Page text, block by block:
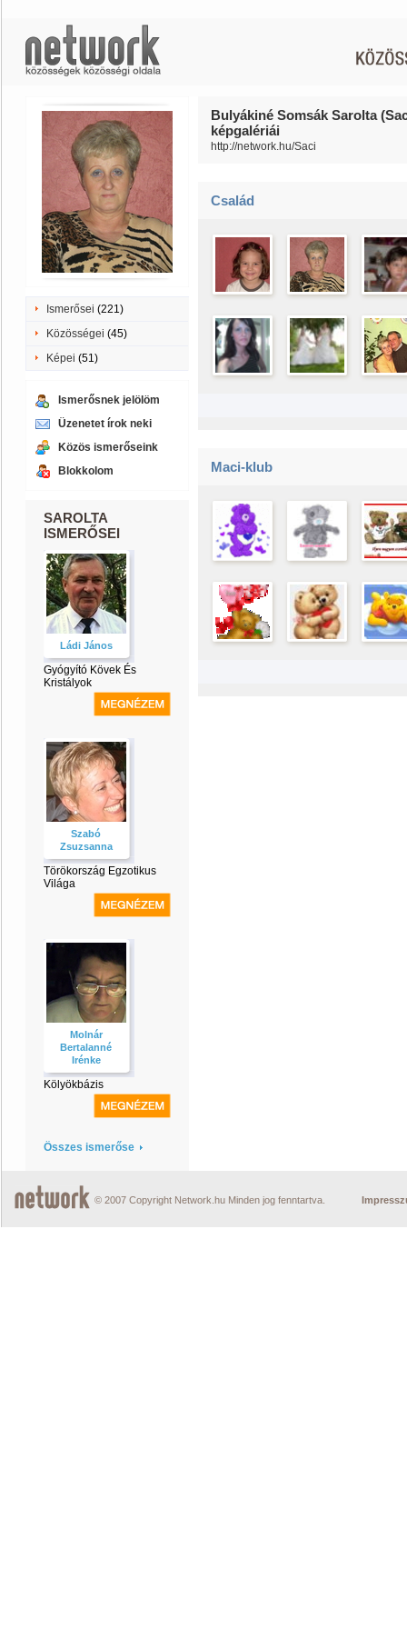
Ismerősei (221)
Közösségei (45)
Képei (51)
Ismerősnek jelölöm
Üzenetet írok neki
Közös ismerőseink
Blokkolom
SAROLTA
ISMERŐSEI
Ládi János
Gyógyító Kövek És
Kristályok
Szabó
Zsuzsanna
Törökország Egzotikus
Világa
Molnár
Bertalanné
Irénke
Kölyökbázis
Összes ismerőse
Bulyákiné Somsák Sarolta
képgalériái
http://network.hu/Saci
Család
Maci-klub
© 2007 Copyright Network.hu Minden jog fenntartva.